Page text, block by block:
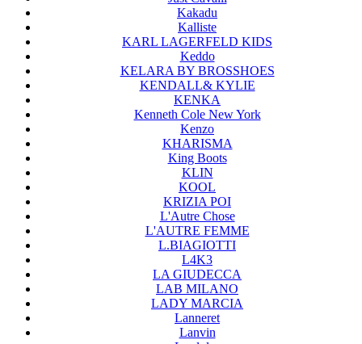
Kakadu
Kalliste
KARL LAGERFELD KIDS
Keddo
KELARA BY BROSSHOES
KENDALL& KYLIE
KENKA
Kenneth Cole New York
Kenzo
KHARISMA
King Boots
KLIN
KOOL
KRIZIA POI
L'Autre Chose
L'AUTRE FEMME
L.BIAGIOTTI
L4K3
LA GIUDECCA
LAB MILANO
LADY MARCIA
Lanneret
Lanvin